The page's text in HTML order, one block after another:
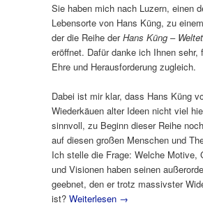
Sie haben mich nach Luzern, einen
Lebensorte von Hans Küng, zu
der die Reihe derHans Küng –
eröffnet. Dafür danke ich Ihnen
Ehre und Herausforderung zugleich.
Dabei ist mir klar, dass Hans Küng
Wiederkäuen alter Ideen nicht viel
sinnvoll, zu Beginn dieser Reihe
auf diesen großen Menschen und
Ich stelle die Frage: Welche Motive,
und Visionen haben seinen
geebnet, den er trotz massivster
ist?Weiterlesen →